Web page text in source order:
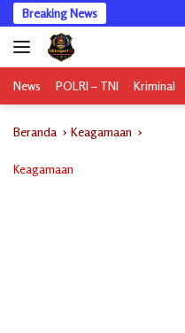
Langsung
ke
konten
Breaking News
News POLRI – TNI Kriminal
Beranda Keagamaan
Keagamaan